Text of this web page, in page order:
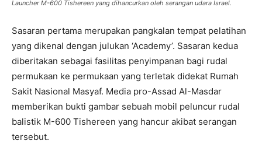
Launcher M-600 Tishereen yang dihancurkan oleh serangan udara Israel.
Sasaran pertama merupakan pangkalan tempat pelatihan
yang dikenal dengan julukan ‘Academy’. Sasaran kedua
diberitakan sebagai fasilitas penyimpanan bagi rudal
permukaan ke permukaan yang terletak didekat Rumah
Sakit Nasional Masyaf. Media pro-Assad Al-Masdar
memberikan bukti gambar sebuah mobil peluncur rudal
balistik M-600 Tishereen yang hancur akibat serangan
tersebut.